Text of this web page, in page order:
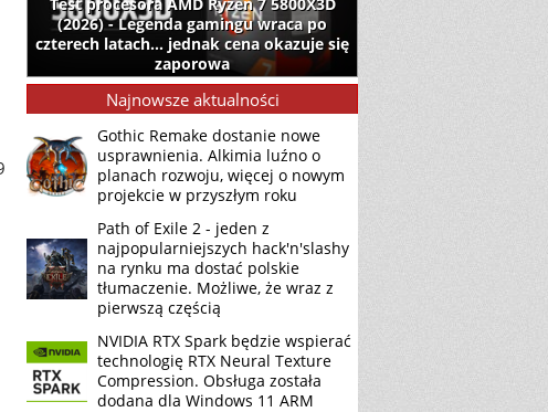
(2026) - Legenda gamingu wraca po
czterech latach... jednak cena okazuje się
zaporowa
Najnowsze aktualności
Gothic Remake dostanie nowe
usprawnienia. Alkimia luźno o
planach rozwoju, więcej o nowym
projekcie w przyszłym roku
Path of Exile 2 - jeden z
najpopularniejszych hack'n'slashy
na rynku ma dostać polskie
tłumaczenie. Możliwe, że wraz z
pierwszą częścią
NVIDIA RTX Spark będzie wspierać
technologię RTX Neural Texture
Compression. Obsługa została
dodana dla Windows 11 ARM